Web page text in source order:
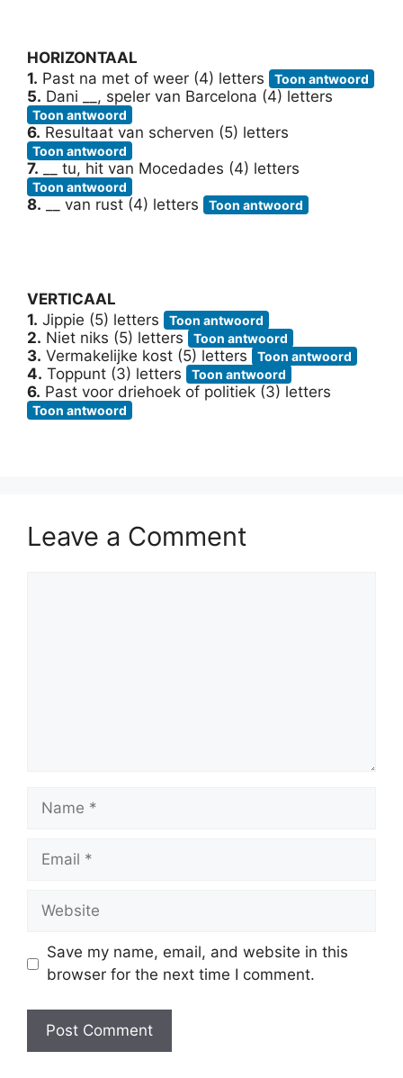
HORIZONTAAL
1. Past na met of weer (4) letters Toon antwoord
5. Dani __, speler van Barcelona (4) letters
Toon antwoord
6. Resultaat van scherven (5) letters
Toon antwoord
7. __ tu, hit van Mocedades (4) letters
Toon antwoord
8. __ van rust (4) letters Toon antwoord
VERTICAAL
1. Jippie (5) letters Toon antwoord
2. Niet niks (5) letters Toon antwoord
3. Vermakelijke kost (5) letters Toon antwoord
4. Toppunt (3) letters Toon antwoord
6. Past voor driehoek of politiek (3) letters
Toon antwoord
Leave a Comment
Name
Email
Website
Save my name, email, and website in this
browser for the next time I comment.